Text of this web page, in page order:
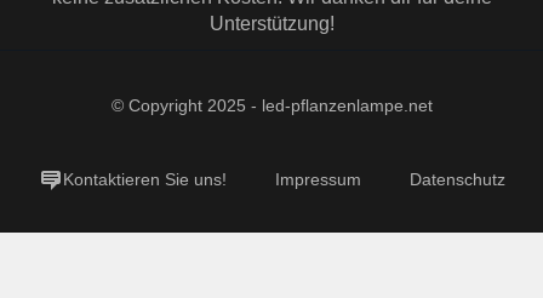
Unterstützung!
© Copyright 2025 - led-pflanzenlampe.net
Kontaktieren Sie uns! Impressum Datenschutz